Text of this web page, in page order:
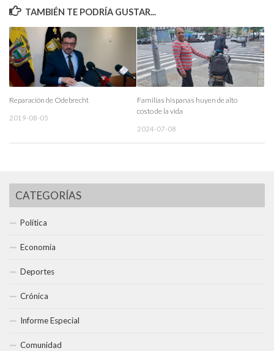
TAMBIÉN TE PODRÍA GUSTAR...
Reparación de Odebrecht
2019-08-05
Familias hispanas huyen de alto
costo de la vida
2024-07-08
CATEGORÍAS
Política
Economía
Deportes
Crónica
Informe Especial
Comunidad